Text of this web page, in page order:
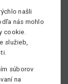
našli
nás mohlo
cookie.
služieb,
súborov
na